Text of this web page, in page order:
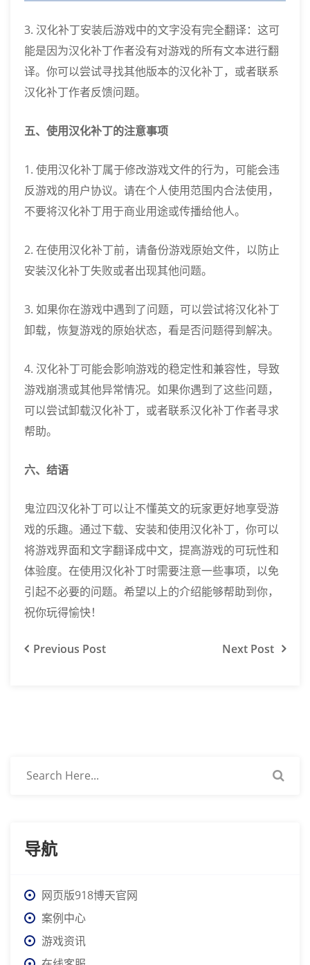
3. 汉化补丁安装后游戏中的文字没有完全翻译：这可
能是因为汉化补丁作者没有对游戏的所有文本进行翻
译。你可以尝试寻找其他版本的汉化补丁，或者联系
汉化补丁作者反馈问题。
五、使用汉化补丁的注意事项
1. 使用汉化补丁属于修改游戏文件的行为，可能会违
反游戏的用户协议。请在个人使用范围内合法使用，
不要将汉化补丁用于商业用途或传播给他人。
2. 在使用汉化补丁前，请备份游戏原始文件，以防止
安装汉化补丁失败或者出现其他问题。
3. 如果你在游戏中遇到了问题，可以尝试将汉化补丁
卸载，恢复游戏的原始状态，看是否问题得到解决。
4. 汉化补丁可能会影响游戏的稳定性和兼容性，导致
游戏崩溃或其他异常情况。如果你遇到了这些问题，
可以尝试卸载汉化补丁，或者联系汉化补丁作者寻求
帮助。
六、结语
鬼泣四汉化补丁可以让不懂英文的玩家更好地享受游
戏的乐趣。通过下载、安装和使用汉化补丁，你可以
将游戏界面和文字翻译成中文，提高游戏的可玩性和
体验度。在使用汉化补丁时需要注意一些事项，以免
引起不必要的问题。希望以上的介绍能够帮助到你，
祝你玩得愉快！
Previous Post Next Post
导航
网页版918博天官网
案例中心
游戏资讯